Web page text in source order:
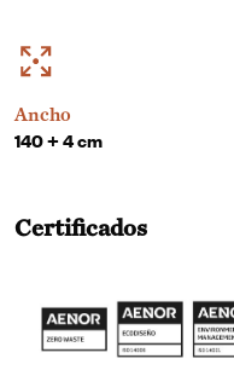
Ancho
140 + 4 cm
Certificados